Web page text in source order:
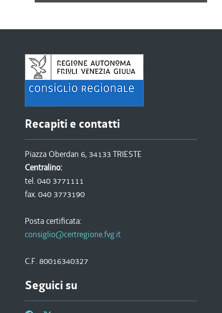
Recapiti e contatti
Piazza Oberdan 6, 34133 TRIESTE
Centralino:
tel. 040 3771111
fax. 040 3773190
Posta certificata:
consiglio@certregione.fvg.it
C.F. 80016340327
Seguici su